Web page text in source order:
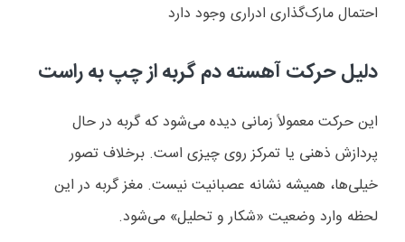
احتمال مارک‌گذاری ادراری وجود دارد
دلیل حرکت آهسته دم گربه از چپ به راست
این حرکت معمولاً زمانی دیده می‌شود که گربه در حال
پردازش ذهنی یا تمرکز روی چیزی است. برخلاف تصور
خیلی‌ها، همیشه نشانه عصبانیت نیست. مغز گربه در این
لحظه وارد وضعیت «شکار و تحلیل» می‌شود.